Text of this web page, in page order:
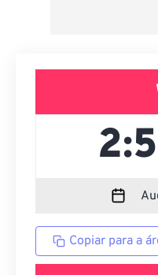
Copiar para a